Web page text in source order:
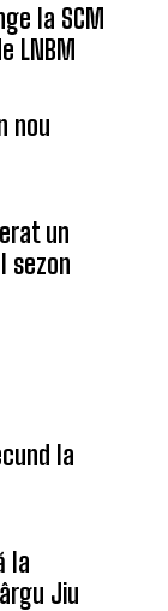
la SCM
LNBM
nou
un
sezon
la
la
Jiu